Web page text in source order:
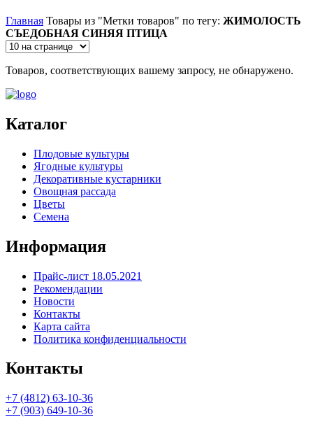
Главная Товары из "Метки товаров" по тегу: ЖИМОЛОСТЬ
СЪЕДОБНАЯ СИНЯЯ ПТИЦА
Товаров, соответствующих вашему запросу, не обнаружено.
Каталог
Плодовые культуры
Ягодные культуры
Декоративные кустарники
Овощная рассада
Цветы
Семена
Информация
Прайс-лист 18.05.2021
Рекомендации
Новости
Контакты
Карта сайта
Политика конфиденциальности
Контакты
+7 (4812) 63-10-36
+7 (903) 649-10-36